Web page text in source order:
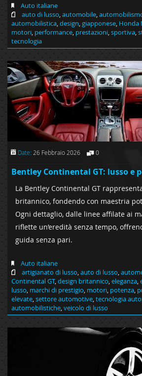
Auto italiane
auto di lusso,automobile,
automobilistica,design,giapponese, Honda
motori, performance, prestazioni,sportiva,
tecnologia
Date: 26 Febbraio 2026 0
Bentley Continental GT: lusso e
La Bentley Continental GT
britannico, fondendo con maestria
Ogni dettaglio, dalle linee affilate ai
riflette un’eredità senza tempo,
guida senza pari.
Auto italiane
artigianato di lusso,auto di lusso,
Continental GT,design britannico,eleganza,
lusso, marchi di prestigio, motori, potenza,
elevate,settore automotive,tecnologia
automobilistiche,veicolo di lusso